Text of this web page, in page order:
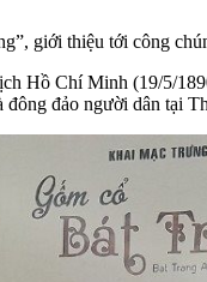
giới thiệu tới công
Hồ Chí Minh (19/5/
đảo người dân tại